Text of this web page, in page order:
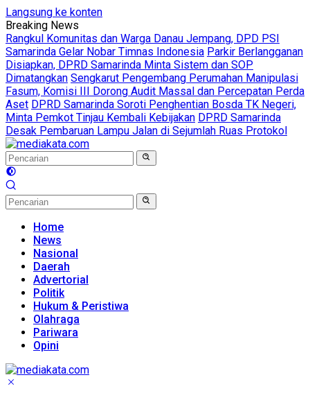
Langsung ke konten
Breaking News
Rangkul Komunitas dan Warga Danau Jempang, DPD PSI
Samarinda Gelar Nobar Timnas Indonesia Parkir Berlangganan
Disiapkan, DPRD Samarinda Minta Sistem dan SOP
Dimatangkan Sengkarut Pengembang Perumahan Manipulasi
Fasum, Komisi III Dorong Audit Massal dan Percepatan Perda
Aset DPRD Samarinda Soroti Penghentian Bosda TK Negeri,
Minta Pemkot Tinjau Kembali Kebijakan DPRD Samarinda
Desak Pembaruan Lampu Jalan di Sejumlah Ruas Protokol
Home
News
Nasional
Daerah
Advertorial
Politik
Hukum & Peristiwa
Olahraga
Pariwara
Opini